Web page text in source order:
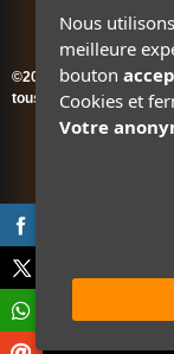
©2026-2027 France
tous droits réservés
Nous
meilleure
bouton
Cookies et
Votre